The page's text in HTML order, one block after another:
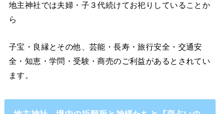
地主神社では夫婦・子３代続けてお祀りしていることか
ら
子宝・良縁とその他、芸能・長寿・旅行安全・交通安
全・知恵・学問・受験・商売のご利益があるとされてい
ます。